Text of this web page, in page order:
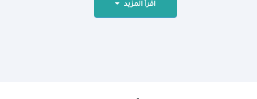
اقرأ المزيد